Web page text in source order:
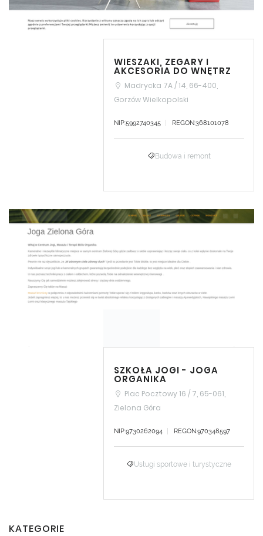
WIESZAKI, ZEGARY I
AKCESORIA DO WNĘTRZ
Madrycka 7A / 14, 66-400,
Gorzów Wielkopolski
NIP:5992740345 REGON:368101078
Budowa i remont
SZKOŁA JOGI - JOGA
ORGANIKA
Plac Pocztowy 16 / 7, 65-061,
Zielona Góra
NIP:9730262094 REGON:970348597
Usługi sportowe i turystyczne
KATEGORIE